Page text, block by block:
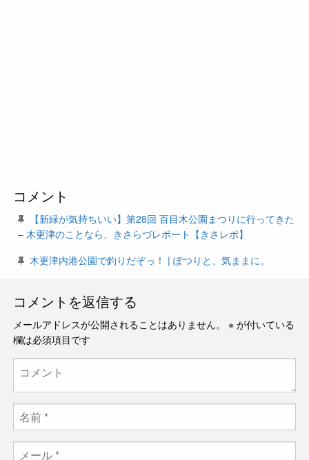
コメント
【新緑が気持ちいい】第28回 百目木公園まつりに行ってきた
– 木更津のことなら、きさらづレポート【きさレポ】
木更津内港公園で釣りだぞっ！ | ぽつりと、気ままに。
コメントを返信する
メールアドレスが公開されることはありません。 ※ が付いている
欄は必須項目です